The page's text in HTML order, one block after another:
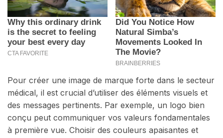
Pour créer une image de marque forte dans le secteur
médical, il est crucial d’utiliser des éléments visuels et
des messages pertinents. Par exemple, un logo bien
conçu peut communiquer vos valeurs fondamentales
à première vue. Choisir des couleurs apaisantes et